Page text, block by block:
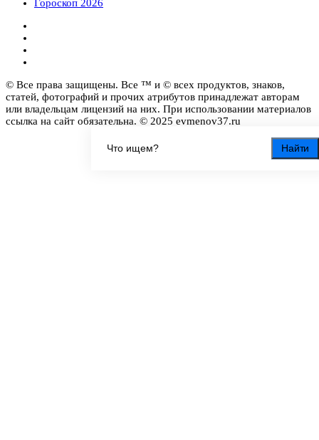
Найти
Гороскоп 2026
© Все права защищены. Все ™ и © всех продуктов, знаков,
статей, фотографий и прочих атрибутов принадлежат авторам
или владельцам лицензий на них. При использовании материалов
ссылка на сайт обязательна. © 2025 evmenov37.ru